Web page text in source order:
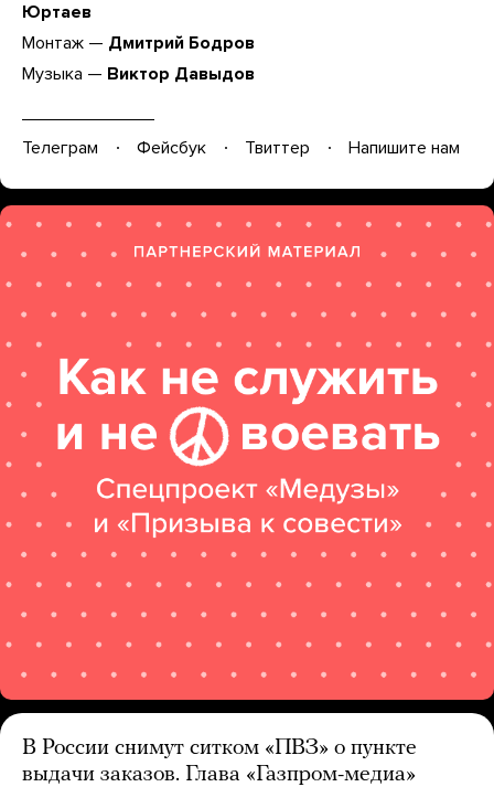
Юртаев
Монтаж — Дмитрий Бодров
Музыка — Виктор Давыдов
Телеграм Фейсбук Твиттер Напишите нам
В России снимут ситком «ПВЗ» о пункте
выдачи заказов. Глава «Газпром-медиа»